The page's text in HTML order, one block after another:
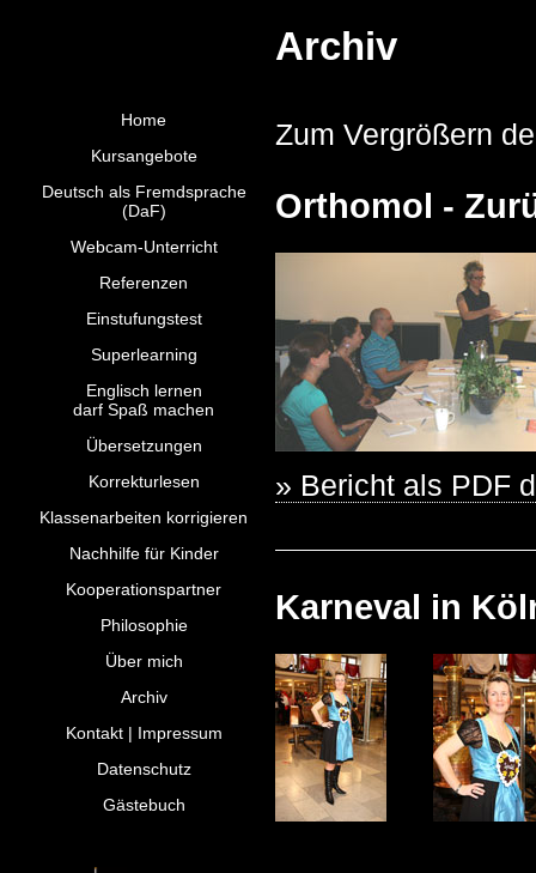
Home
Kursangebote
Deutsch als Fremdsprache
(DaF)
Webcam-Unterricht
Referenzen
Einstufungstest
Superlearning
Englisch lernen
darf Spaß machen
Übersetzungen
Korrekturlesen
Klassenarbeiten korrigieren
Nachhilfe für Kinder
Kooperationspartner
Philosophie
Über mich
Archiv
Kontakt | Impressum
Datenschutz
Gästebuch
Archiv
Zum Vergrößern
Orthomol -
» Bericht als PDF
Karneval in